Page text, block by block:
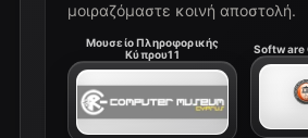
μοιραζόμαστε κοινή αποστολή.
Μουσείο Πληροφορικής
Κύπρου11
Software